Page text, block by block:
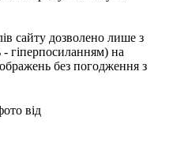
сайту дозволено лише з
гіперпосиланням) на
без погодження з
від